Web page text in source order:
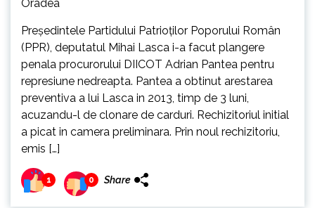
Președintele Partidului Patrioților Poporului Român
(PPR), deputatul Mihai Lasca i-a facut plangere
penala procurorului DIICOT Adrian Pantea pentru
represiune nedreapta. Pantea a obtinut arestarea
preventiva a lui Lasca in 2013, timp de 3 luni,
acuzandu-l de clonare de carduri. Rechizitoriul initial
a picat in camera preliminara. Prin noul rechizitoriu,
emis […]
1 0 Share